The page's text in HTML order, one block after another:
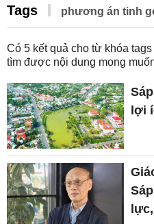
Tags phương án tinh
Có 5 kết quả cho từ khóa
tìm được nội dung mong
lợi